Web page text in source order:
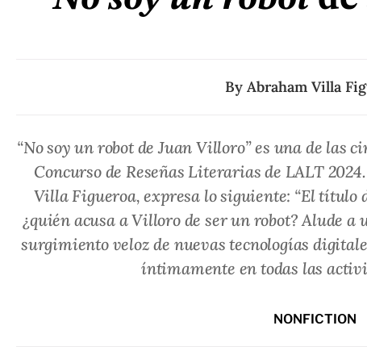
By Abraham Villa
“No soy un robot de Juan Villoro” es una de las
Concurso de Reseñas Literarias de LALT
Villa Figueroa, expresa lo siguiente: “El título
¿quién acusa a Villoro de ser un robot? Alude a
surgimiento veloz de nuevas tecnologías
íntimamente en todas las
NONFICTION